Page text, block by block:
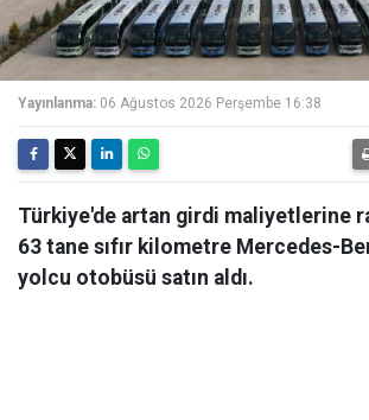
Yayınlanma: 06 Ağustos 2026 Perşembe 16:38
Türkiye'de artan girdi maliyetlerine
63 tane sıfır kilometre Mercedes-
yolcu otobüsü satın aldı.